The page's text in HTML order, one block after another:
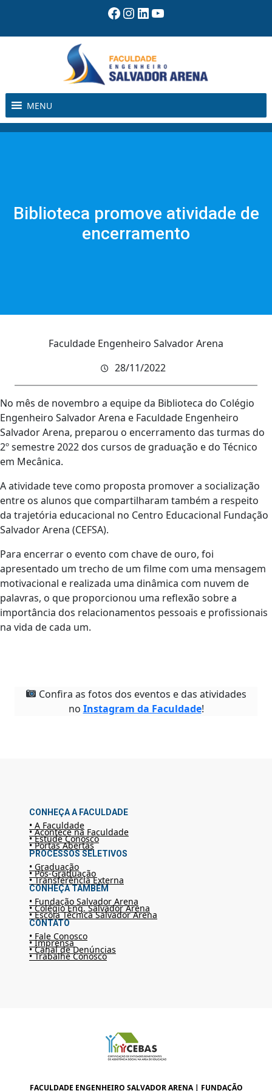
o
Facebook
Instagram
LinkedIn
Youtube
MENU
Biblioteca promove atividade de
encerramento
Faculdade Engenheiro Salvador Arena
28/11/2022
No mês de novembro a equipe da Biblioteca do Colégio
Engenheiro Salvador Arena e Faculdade Engenheiro
Salvador Arena, preparou o encerramento das turmas do
2º semestre 2022 dos cursos de graduação e do Técnico
em Mecânica.
A atividade teve como proposta promover a socialização
entre os alunos que compartilharam também a respeito
da trajetória educacional no Centro Educacional Fundação
Salvador Arena (CEFSA).
Para encerrar o evento com chave de ouro, foi
apresentado um trecho de um filme com uma mensagem
motivacional e realizada uma dinâmica com nuvem de
palavras, o que proporcionou uma reflexão sobre a
importância dos relacionamentos pessoais e profissionais
na vida de cada um.
Confira as fotos dos eventos e das atividades
no Instagram da Faculdade!
CONHEÇA A FACULDADE
• A Faculdade
• Acontece na Faculdade
• Estude Conosco
• Portas Abertas
PROCESSOS SELETIVOS
• Graduação
• Pós-Graduação
• Transferência Externa
CONHEÇA TAMBÉM
• Fundação Salvador Arena
• Colégio Eng. Salvador Arena
• Escola Técnica Salvador Arena
CONTATO
• Fale Conosco
• Imprensa
• Canal de Denúncias
• Trabalhe Conosco
FACULDADE ENGENHEIRO SALVADOR ARENA | FUNDAÇÃO